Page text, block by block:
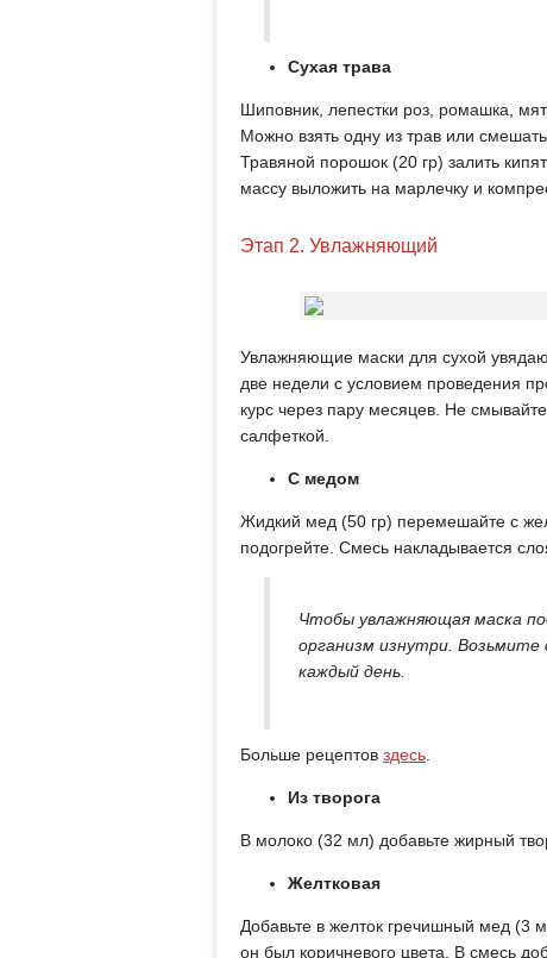
Сухая трава
Шиповник, лепестки роз, ромашка,
Можно взять одну из трав или
Травяной порошок (20 гр) залить
массу выложить на марлечку и
Этап 2. Увлажняющий
Увлажняющие маски для сухой
две недели с условием проведения
курс через пару месяцев. Не
салфеткой.
С медом
Жидкий мед (50 гр) перемешайте с
подогрейте. Смесь накладывается
Чтобы увлажняющая маска
организм изнутри. Возьмите
каждый день.
Больше рецептов здесь
Из творога
В молоко (32 мл) добавьте жирный
Желтковая
Добавьте в желток гречишный мед (3
он был коричневого цвета. В смесь